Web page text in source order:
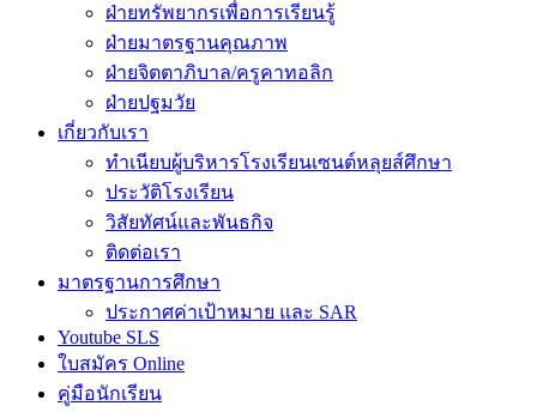
ฝ่ายทรัพยากรเพื่อการเรียนรู้
ฝ่ายมาตรฐานคุณภาพ
ฝ่ายจิตตาภิบาล/ครูคาทอลิก
ฝ่ายปฐมวัย
เกี่ยวกับเรา
ทำเนียบผู้บริหารโรงเรียนเซนต์หลุยส์ศึกษา
ประวัติโรงเรียน
วิสัยทัศน์และพันธกิจ
ติดต่อเรา
มาตรฐานการศึกษา
ประกาศค่าเป้าหมาย และ SAR
Youtube SLS
ใบสมัคร Online
คู่มือนักเรียน